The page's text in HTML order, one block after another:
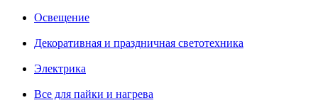
Освещение
Декоративная и праздничная светотехника
Электрика
Все для пайки и нагрева